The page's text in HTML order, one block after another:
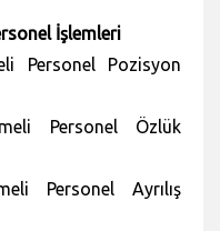
İşlemleri
Personel Pozisyon
Personel Özlük
Personel Ayrılış